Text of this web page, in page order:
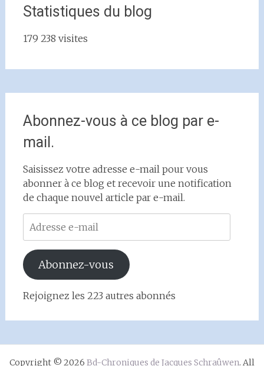
Statistiques du blog
179 238 visites
Abonnez-vous à ce blog par e-
mail.
Saisissez votre adresse e-mail pour vous
abonner à ce blog et recevoir une notification
de chaque nouvel article par e-mail.
Adresse
e-
mail
Abonnez-vous
Rejoignez les 223 autres abonnés
Copyright © 2026 Bd-Chroniques de Jacques Schraûwen. All